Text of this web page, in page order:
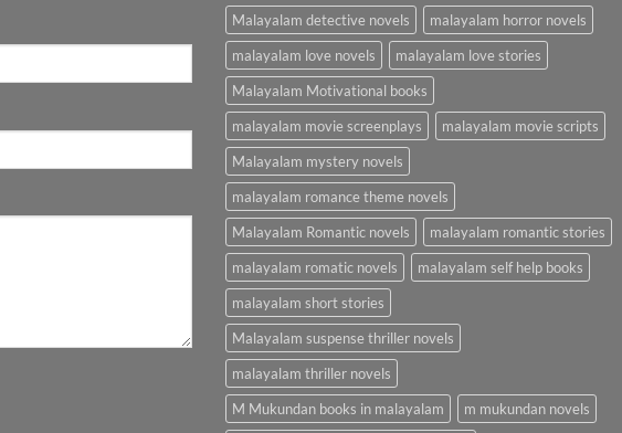
Malayalam detective novels
malayalam horror novels
malayalam love novels
malayalam love stories
Malayalam Motivational books
malayalam movie screenplays
malayalam movie scripts
Malayalam mystery novels
malayalam romance theme novels
Malayalam Romantic novels
malayalam romantic stories
malayalam romatic novels
malayalam self help books
malayalam short stories
Malayalam suspense thriller novels
malayalam thriller novels
M Mukundan books in malayalam
m mukundan novels